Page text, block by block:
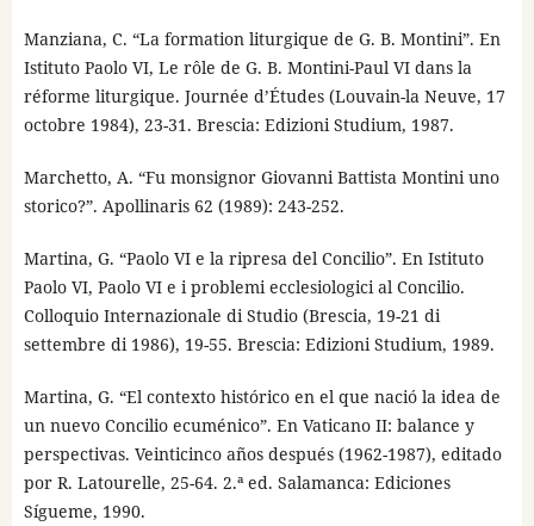
Manziana, C. “La formation liturgique de G. B. Montini”. En
Istituto Paolo VI, Le rôle de G. B. Montini-Paul VI dans la
réforme liturgique. Journée d’Études (Louvain-la Neuve, 17
octobre 1984), 23-31. Brescia: Edizioni Studium, 1987.
Marchetto, A. “Fu monsignor Giovanni Battista Montini uno
storico?”. Apollinaris 62 (1989): 243-252.
Martina, G. “Paolo VI e la ripresa del Concilio”. En Istituto
Paolo VI, Paolo VI e i problemi ecclesiologici al Concilio.
Colloquio Internazionale di Studio (Brescia, 19-21 di
settembre di 1986), 19-55. Brescia: Edizioni Studium, 1989.
Martina, G. “El contexto histórico en el que nació la idea de
un nuevo Concilio ecuménico”. En Vaticano II: balance y
perspectivas. Veinticinco años después (1962-1987), editado
por R. Latourelle, 25-64. 2.ª ed. Salamanca: Ediciones
Sígueme, 1990.